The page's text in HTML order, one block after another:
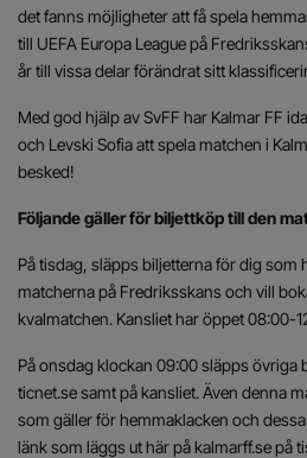
det fanns möjligheter att få spela
till UEFA Europa League på
år till vissa delar förändrat sitt
Med god hjälp av SvFF har Kalmar FF
och Levski Sofia att spela matchen i
besked!
Följande gäller för biljettköp till den
På tisdag, släpps biljetterna för dig som
matcherna på Fredriksskans och vill
kvalmatchen. Kansliet har öppet 08:00-
På onsdag klockan 09:00 släpps övriga
ticnet.se samt på kansliet. Även denna
som gäller för hemmaklacken och
länk som läggs ut här på kalmarff.se på